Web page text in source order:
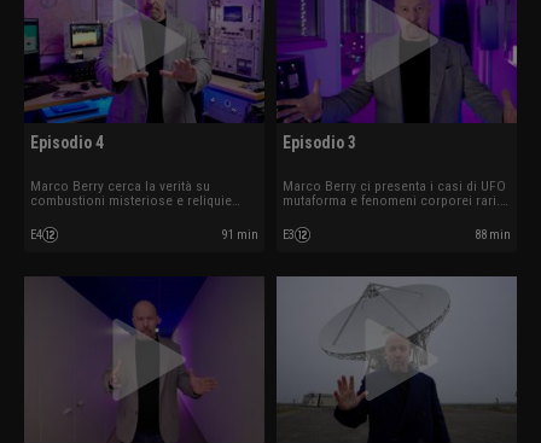
Episodio 4
Marco Berry cerca la verità su
combustioni misteriose e reliquie
E4 91 min
Episodio 3
Marco Berry ci presenta i casi di UFO
mutaforma e fenomeni corporei rari.
E3 88 min